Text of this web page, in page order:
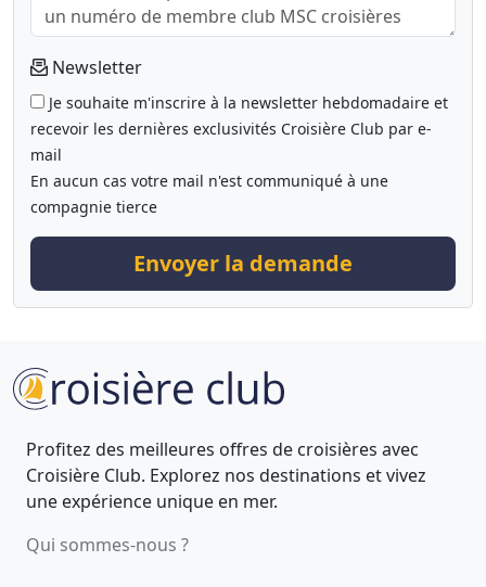
Newsletter
Je souhaite m'inscrire à la newsletter hebdomadaire et
recevoir les dernières exclusivités Croisière Club par e-
mail
En aucun cas votre mail n'est communiqué à une
compagnie tierce
Envoyer la demande
Profitez des meilleures offres de croisières avec
Croisière Club. Explorez nos destinations et vivez
une expérience unique en mer.
Qui sommes-nous ?